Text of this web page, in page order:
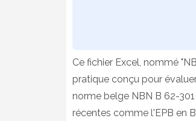
Ce fichier Excel, nommé
pratique conçu pour
norme belge NBN B 62-
récentes comme l'EPB en